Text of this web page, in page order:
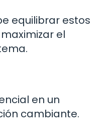
equilibrar estos
el
en un
cambiante.